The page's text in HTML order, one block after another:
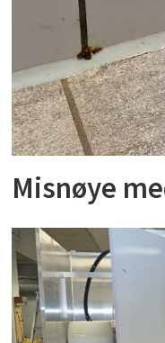
Misnøye